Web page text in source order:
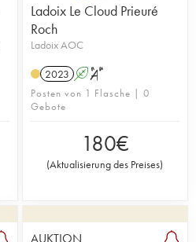
Ladoix Le Cloud Prieuré
Roch
Ladoix AOC
2023 A S
Posten von 1 Flasche | 0
Gebote
180€
(Aktualisierung des Preises)
AUKTION